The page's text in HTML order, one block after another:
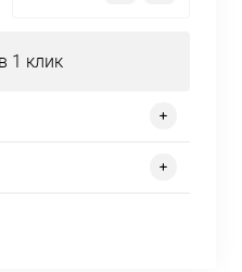
1 клик